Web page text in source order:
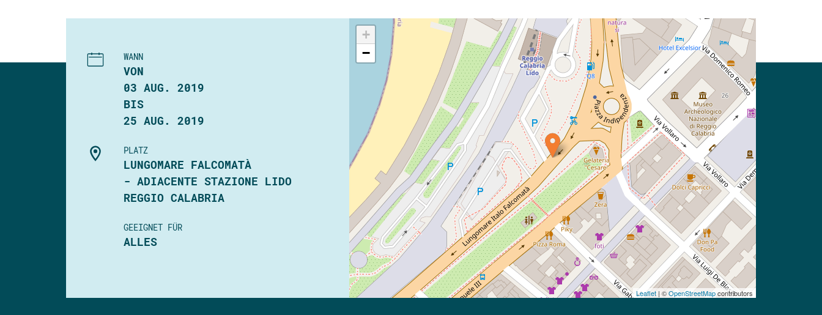
+
−
Leaflet | ©OpenStreetMapcontributors
WANN
VON
03 AUG. 2019
BIS
25 AUG. 2019
PLATZ
LUNGOMARE FALCOMATÀ
- ADIACENTE STAZIONE LIDO
REGGIO CALABRIA
GEEIGNET FÜR
ALLES